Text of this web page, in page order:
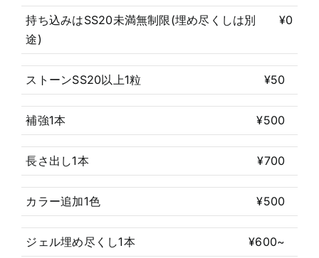
持ち込みはSS20未満無制限(埋め尽くしは別
途)
¥0
ストーンSS20以上1粒 ¥50
補強1本 ¥500
長さ出し1本 ¥700
カラー追加1色 ¥500
ジェル埋め尽くし1本 ¥600~